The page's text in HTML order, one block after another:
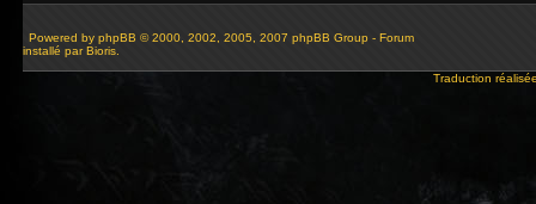
Powered by phpBB © 2000, 2002, 2005, 2007 phpBB Group - Forum
installé par Bioris.
Traduction